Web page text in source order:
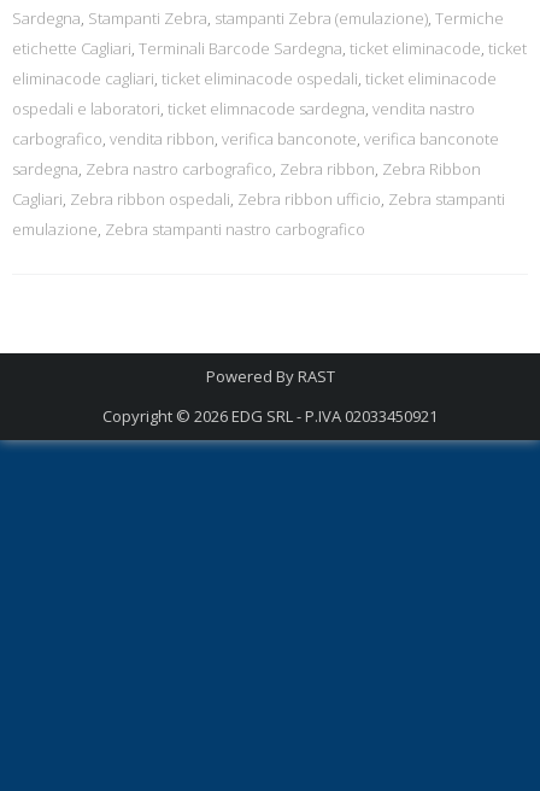
Sardegna, Stampanti Zebra, stampanti Zebra (emulazione), Termiche
etichette Cagliari, Terminali Barcode Sardegna, ticket eliminacode, ticket
eliminacode cagliari, ticket eliminacode ospedali, ticket eliminacode
ospedali e laboratori, ticket elimnacode sardegna, vendita nastro
carbografico, vendita ribbon, verifica banconote, verifica banconote
sardegna, Zebra nastro carbografico, Zebra ribbon, Zebra Ribbon
Cagliari, Zebra ribbon ospedali, Zebra ribbon ufficio, Zebra stampanti
emulazione, Zebra stampanti nastro carbografico
Powered ByRAST
Copyright © 2026EDG SRL - P.IVA 02033450921